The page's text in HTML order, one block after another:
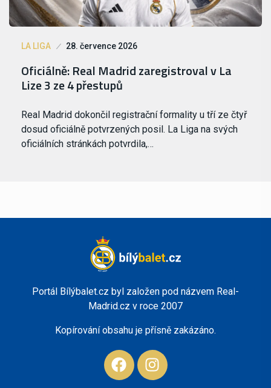
LA LIGA 28. července 2026
Oficiálně: Real Madrid zaregistroval v La
Lize 3 ze 4 přestupů
Real Madrid dokončil registrační formality u tří ze čtyř
dosud oficiálně potvrzených posil. La Liga na svých
oficiálních stránkách potvrdila,…
Portál Bílýbalet.cz byl založen pod názvem Real-
Madrid.cz v roce 2007
Kopírování obsahu je přísně zakázáno.